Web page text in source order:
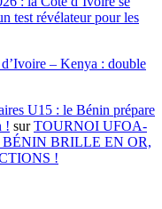
test révélateur pour les
– Kenya : double
U15 : le Bénin prépare
! surTOURNOI UFOA-
BRILLE EN OR,
!